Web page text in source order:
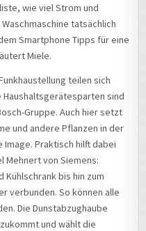
wie viel Strom und
tatsächlich
Smartphone Tipps für eine
Miele.
teilen sich
Haushaltsgerätesparten sind
Gruppe. Auch hier setzt
und andere Pflanzen in der
Praktisch hilft dabei
Mehnert von Siemens:
bis hin zum
verbunden. So können alle
Die Dunstabzughaube
und wählt die